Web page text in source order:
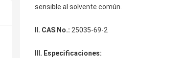
sensible al solvente común.
. CAS No.: 25035-69-2
. Especificaciones: